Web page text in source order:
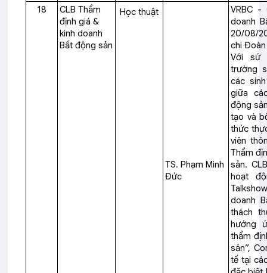
18
CLB Thẩm
định giá &
kinh doanh
Bất động sản
Học thuật
TS. Phạm Minh
Đức
VRBC -
doanh
20/08/
chi Đoàn
Với sứ
trường
các
giữa
động
tạo và
thức
viên
Thẩm
sản.
hoạt
doanh
thách
hướng
thẩm
sản”,
tế tại